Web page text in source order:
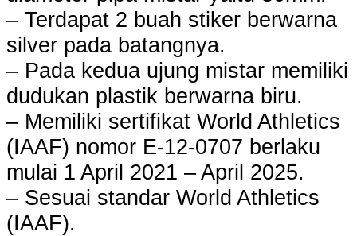
– Terdapat 2 buah stiker berwarna
silver pada batangnya.
– Pada kedua ujung mistar memiliki
dudukan plastik berwarna biru.
– Memiliki sertifikat World Athletics
(IAAF) nomor E-12-0707 berlaku
mulai 1 April 2021 – April 2025.
– Sesuai standar World Athletics
(IAAF).